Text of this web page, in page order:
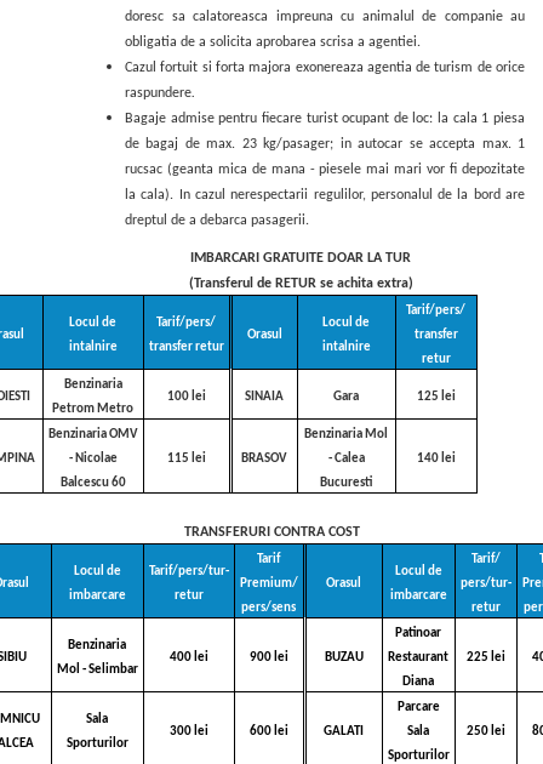
doresc sa calatoreasca impreuna cu animalul de companie au
obligatia de a solicita aprobarea scrisa a agentiei.
Cazul fortuit si forta majora exonereaza agentia de turism de orice
raspundere.
Bagaje admise pentru fiecare turist ocupant de loc: la cala 1 piesa
de bagaj de max. 23 kg/pasager; in autocar se accepta max. 1
rucsac (geanta mica de mana - piesele mai mari vor fi depozitate
la cala). In cazul nerespectarii regulilor, personalul de la bord are
dreptul de a debarca pasagerii.
IMBARCARI GRATUITE DOAR LA TUR
(Transferul de RETUR se achita extra)
Locul de
intalnire
Tarif/pers/
transfer retur
Orasul
Locul de
intalnire
Tarif/pers/
transfer
retur
Benzinaria
Petrom Metro
100 lei SINAIA Gara 125 lei
Benzinaria OMV
- Nicolae
Balcescu 60
115 lei BRASOV
Benzinaria Mol
- Calea
Bucuresti
140 lei
TRANSFERURI CONTRA COST
Locul de
imbarcare
Tarif/pers/tur-
retur
Tarif
Premium/
pers/sens
Orasul
Locul de
imbarcare
Tarif/
pers/tur-
retur
Benzinaria
Mol - Selimbar
400 lei 900 lei BUZAU
Patinoar
Restaurant
Diana
225 lei
Sala
Sporturilor
300 lei 600 lei GALATI
Parcare
Sala
Sporturilor
250 lei